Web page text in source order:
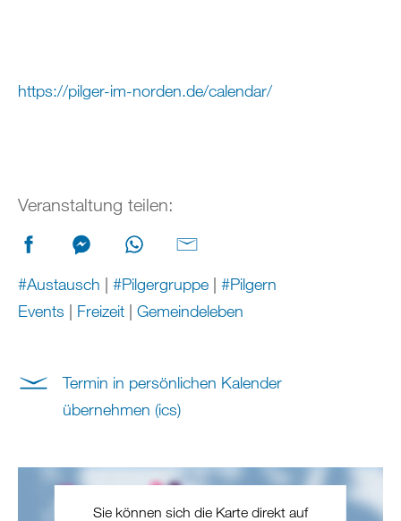
https://pilger-im-norden.de/calendar/
Veranstaltung teilen:
#Austausch | #Pilgergruppe | #Pilgern
Events | Freizeit | Gemeindeleben
Termin in persönlichen Kalender
übernehmen (ics)
Sie können sich die Karte direkt auf